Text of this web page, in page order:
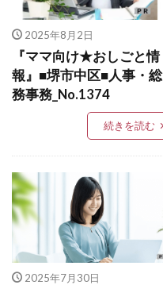
2025年8月2日
『ママ向け★おしごと情
報』■堺市中区■人事・総
務事務_No.1374
続きを読む
2025年7月30日